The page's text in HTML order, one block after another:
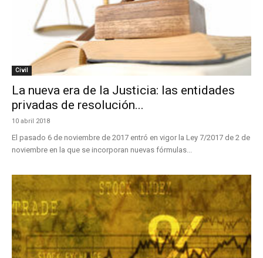
Civil
La nueva era de la Justicia: las entidades
privadas de resolución...
10 abril 2018
El pasado 6 de noviembre de 2017 entró en vigor la Ley 7/2017 de 2 de
noviembre en la que se incorporan nuevas fórmulas...